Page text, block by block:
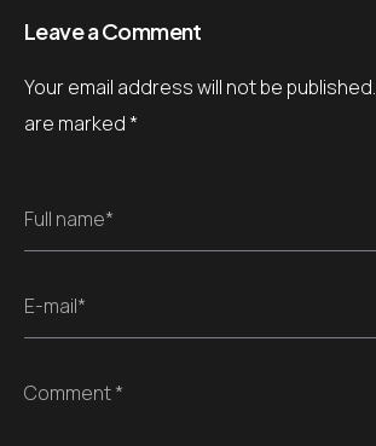
Leave a Comment
Your email address will not be published.
are marked *
Full name*
E-mail*
Comment *